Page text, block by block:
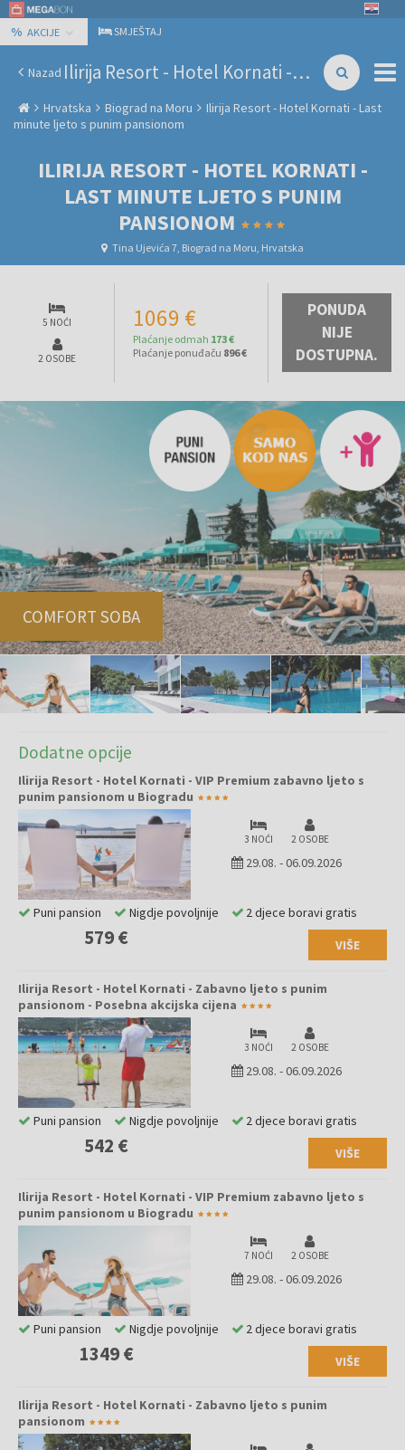
% AKCIJE SMJEŠTAJ
Nazad Ilirija Resort - Hotel Kornati - Last minute ljeto s punim pansionom
Hrvatska Biograd na Moru
Ilirija Resort - Hotel Kornati - Last
minute ljeto s punim pansionom
ILIRIJA RESORT - HOTEL KORNATI -
LAST MINUTE LJETO S PUNIM
PANSIONOM
Tina Ujevića 7, Biograd na Moru, Hrvatska
5 NOĆI
2 OSOBE
1069 €
Plaćanje odmah 173 €
Plaćanje ponuđaču 896 €
PONUDA
NIJE
DOSTUPNA.
COMFORT SOBA
Dodatne opcije
Ilirija Resort - Hotel Kornati - VIP Premium zabavno ljeto s
punim pansionom u Biogradu
3 NOĆI 2 OSOBE
29.08. -06.09.2026
579 € VIŠE
Puni pansion Nigdje povoljnije 2 djece boravi gratis
Ilirija Resort - Hotel Kornati - Zabavno ljeto s punim
pansionom - Posebna akcijska cijena
3 NOĆI 2 OSOBE
29.08. -06.09.2026
542 € VIŠE
Puni pansion Nigdje povoljnije 2 djece boravi gratis
Ilirija Resort - Hotel Kornati - VIP Premium zabavno ljeto s
punim pansionom u Biogradu
7 NOĆI 2 OSOBE
29.08. -06.09.2026
1349 € VIŠE
Puni pansion Nigdje povoljnije 2 djece boravi gratis
Ilirija Resort - Hotel Kornati - Zabavno ljeto s punim
pansionom